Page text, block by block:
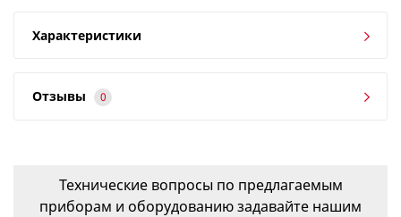
Характеристики
Отзывы 0
Технические вопросы по предлагаемым
приборам и оборудованию задавайте нашим